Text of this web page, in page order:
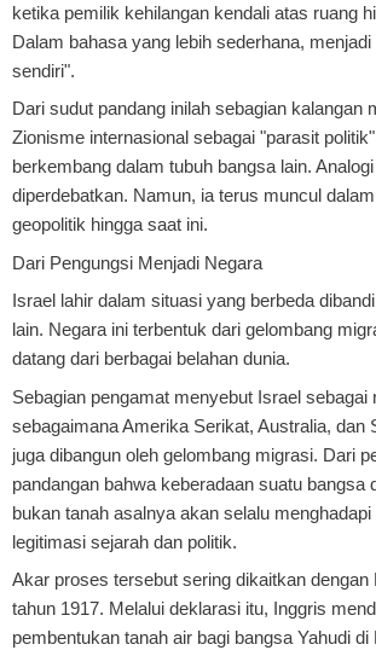
ketika pemilik kehilangan kendali atas ruang
Dalam bahasa yang lebih sederhana,
sendiri".
Dari sudut pandang inilah sebagian kalangan
Zionisme internasional sebagai "parasit
berkembang dalam tubuh bangsa lain.
diperdebatkan. Namun, ia terus muncul
geopolitik hingga saat ini.
Dari Pengungsi Menjadi Negara
Israel lahir dalam situasi yang berbeda
lain. Negara ini terbentuk dari gelombang
datang dari berbagai belahan dunia.
Sebagian pengamat menyebut Israel sebagai
sebagaimana Amerika Serikat, Australia, dan
juga dibangun oleh gelombang migrasi. Dari
pandangan bahwa keberadaan suatu bangsa
bukan tanah asalnya akan selalu
legitimasi sejarah dan politik.
Akar proses tersebut sering dikaitkan dengan
tahun 1917. Melalui deklarasi itu, Inggris
pembentukan tanah air bagi bangsa Yahudi di